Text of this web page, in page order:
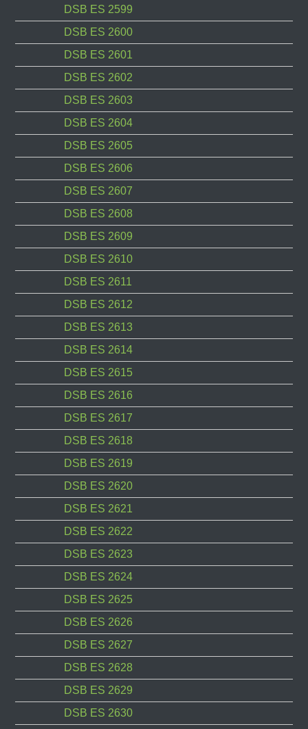
DSB ES 2599
DSB ES 2600
DSB ES 2601
DSB ES 2602
DSB ES 2603
DSB ES 2604
DSB ES 2605
DSB ES 2606
DSB ES 2607
DSB ES 2608
DSB ES 2609
DSB ES 2610
DSB ES 2611
DSB ES 2612
DSB ES 2613
DSB ES 2614
DSB ES 2615
DSB ES 2616
DSB ES 2617
DSB ES 2618
DSB ES 2619
DSB ES 2620
DSB ES 2621
DSB ES 2622
DSB ES 2623
DSB ES 2624
DSB ES 2625
DSB ES 2626
DSB ES 2627
DSB ES 2628
DSB ES 2629
DSB ES 2630